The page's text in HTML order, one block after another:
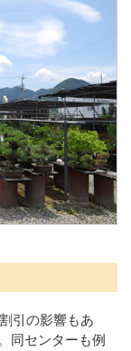
引の影響もあ
同センターも例